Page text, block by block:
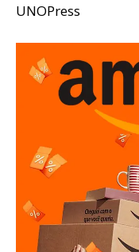
UNOPress